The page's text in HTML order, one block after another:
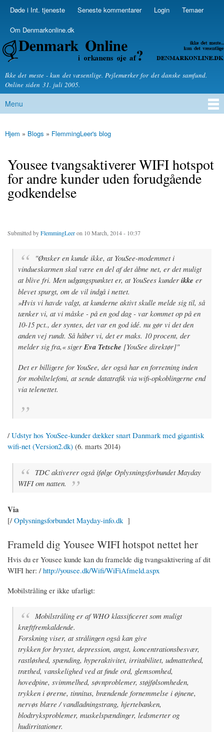
Skip to
Secondary menu
Døde i Int. tjeneste Seneste kommentarer Login Temaer
Om Denmarkonline.dk
Denmarkonline.dk - blognyheder om politik
Ikke det meste - kun det væsentlige. Pejlemærker for det danske samfund.
Online siden 31. juli 2005.
Main menu
Menu
You are here
Hjem » Blogs » FlemmingLeer's blog
Yousee tvangsaktiverer WIFI hotspot
for andre kunder uden forudgående
godkendelse
Submitted byFlemmingLeeron 10 March, 2014 - 10:37
"Ønsker en kunde ikke, at YouSee-modemmet i
vindueskarmen skal være en del af det åbne net, er det muligt
at blive fri. Men udgangspunktet er, at YouSees kunder ikke er
blevet spurgt, om de vil indgå i nettet.
»Hvis vi havde valgt, at kunderne aktivt skulle melde sig til, så
tænker vi, at vi måske - på en god dag - var kommet op på en
10-15 pct., der syntes, det var en god idé. nu gør vi det den
anden vej rundt. Så håber vi, det er maks. 10 procent, der
melder sig fra,« sigerEva Tetsche [YouSee direktør]"
Det er billigere for YouSee, der også har en forretning inden
for mobiltelefoni, at sende datatrafik via wifi-opkoblingerne end
via telenettet.
/Udstyr hos YouSee-kunder dækker snart Danmark med gigantisk
wifi-net (Version2.dk) (6. marts 2014)
TDC aktiverer også ifølge Oplysningsforbundet Mayday
WIFI om natten.
Via
[/Oplysningsforbundet Mayday-info.dk]
Frameld dig Yousee WIFI hotspot nettet her
Hvis du er Yousee kunde kan du framelde dig tvangsaktivering af dit
WIFI her: /http://yousee.dk/Wifi/WiFiAfmeld.aspx
Mobilstråling er ikke ufarligt:
Mobilstråling er af WHO klassificeret som muligt
kræftfremkaldende.
Forskning viser, at strålingen også kan give
trykken for brystet, depression, angst, koncentrationsbesvær,
rastløshed, spænding, hyperaktivitet, irritabilitet, udmattethed,
træthed, vanskelighed ved at finde ord, glemsomhed,
hovedpine, svimmelhed, søvnproblemer, støjfølsomheden,
trykken i ørerne, tinnitus, brændende fornemmelse i øjnene,
nervøs blære / vandladningstrang, hjertebanken,
blodtryksproblemer, muskelspændinger, ledsmerter og
hudirritationer.